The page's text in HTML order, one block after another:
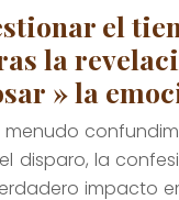
el
la
» la
menudo
disparo, la
impacto